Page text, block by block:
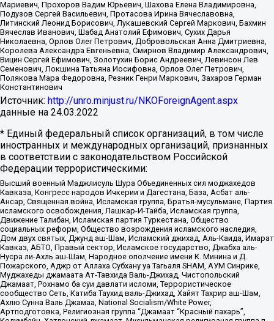
Мариевич, Прохоров Вадим Юрьевич, Шахова Елена Владимировна,
Подузов Сергей Васильевич, Протасова Ирина Вячеславовна,
Литинский Леонид Борисович, Лукашевский Сергей Маркович, Бахмин
Вячеслав Иванович, Шабад Анатолий Ефимович, Сухих Дарья
Николаевна, Орлов Олег Петрович, Добровольская Анна Дмитриевна,
Королева Александра Евгеньевна, Смирнов Владимир Александрович,
Вицин Сергей Ефимович, Золотухин Борис Андреевич, Левинсон Лев
Семенович, Локшина Татьяна Иосифовна, Орлов Олег Петрович,
Полякова Мара Федоровна, Резник Генри Маркович, Захаров Герман
Константинович
Источник: http://unro.minjust.ru/NKOForeignAgent.aspx
данные на 24.03.2022
* Единый федеральный список организаций, в том числе
иностранных и международных организаций, признанных
в соответствии с законодательством Российской
Федерации террористическими:
Высший военный Маджлисуль Шура Объединенных сил моджахедов
Кавказа, Конгресс народов Ичкерии и Дагестана, База, Асбат аль-
Ансар, Священная война, Исламская группа, Братья-мусульмане, Партия
исламского освобождения, Лашкар-И-Тайба, Исламская группа,
Движение Талибан, Исламская партия Туркестана, Общество
социальных реформ, Общество возрождения исламского наследия,
Дом двух святых, Джунд аш-Шам, Исламский джихад, Аль-Каида, Имарат
Кавказ, АБТО, Правый сектор, Исламское государство, Джабха аль-
Нусра ли-Ахль аш-Шам, Народное ополчение имени К. Минина и Д.
Пожарского, Аджр от Аллаха Субхану уа Тагьаля SHAM, АУМ Синрике,
Муджахеды джамаата Ат-Тавхида Валь-Джихад, Чистопольский
Джамаат, Рохнамо ба суи давлати исломи, Террористическое
сообщество Сеть, Катиба Таухид валь-Джихад, Хайят Тахрир аш-Шам,
Ахлю Сунна Валь Джамаа, National Socialism/White Power,
Артподготовка, Религиозная группа “Джамаат “Красный пахарь”,